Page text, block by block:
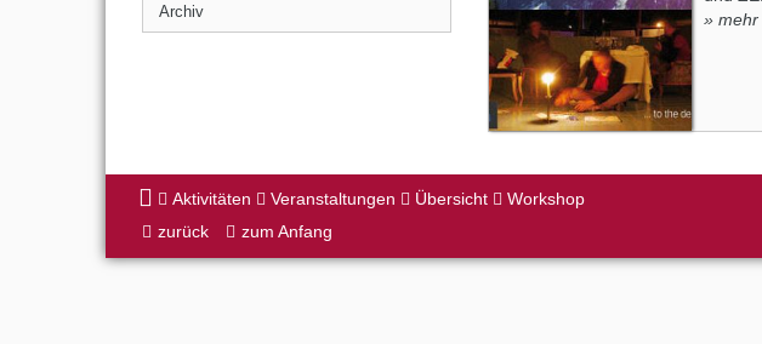
Archiv
» mehr
Aktivitäten Veranstaltungen Übersicht
Workshop
zurück
zum Anfang